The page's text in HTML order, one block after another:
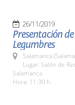
26/11/2019
Presentación
Legumbres
Salamanca
Lugar: Salón de
Salamanca
Hora: 11:30 h.